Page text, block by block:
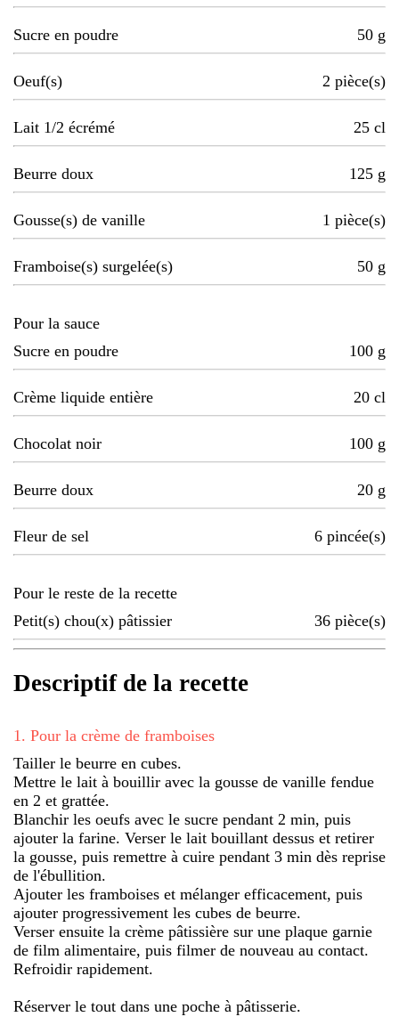
Sucre en poudre 50 g
Oeuf(s) 2 pièce(s)
Lait 1/2 écrémé 25 cl
Beurre doux 125 g
Gousse(s) de vanille 1 pièce(s)
Framboise(s) surgelée(s) 50 g
Pour la sauce
Sucre en poudre
100 g
Crème liquide entière 20 cl
Chocolat noir 100 g
Beurre doux 20 g
Fleur de sel 6 pincée(s)
Pour le reste de la recette
Petit(s) chou(x) pâtissier
36 pièce(s)
Descriptif de la recette
1 . Pour la crème de framboises
Tailler le beurre en cubes.
Mettre le lait à bouillir avec la gousse de vanille fendue
en 2 et grattée.
Blanchir les oeufs avec le sucre pendant 2 min, puis
ajouter la farine. Verser le lait bouillant dessus et retirer
la gousse, puis remettre à cuire pendant 3 min dès reprise
de l'ébullition.
Ajouter les framboises et mélanger efficacement, puis
ajouter progressivement les cubes de beurre.
Verser ensuite la crème pâtissière sur une plaque garnie
de film alimentaire, puis filmer de nouveau au contact.
Refroidir rapidement.
Réserver le tout dans une poche à pâtisserie.